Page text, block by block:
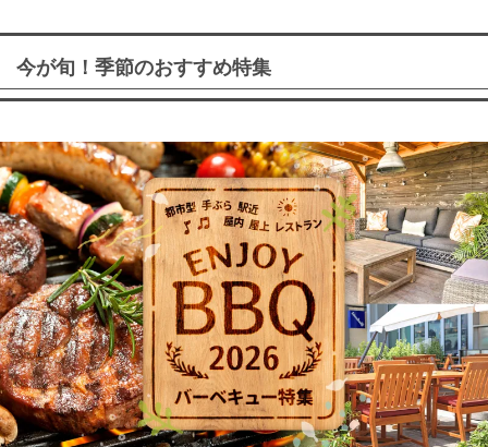
今が旬！季節のおすすめ特集